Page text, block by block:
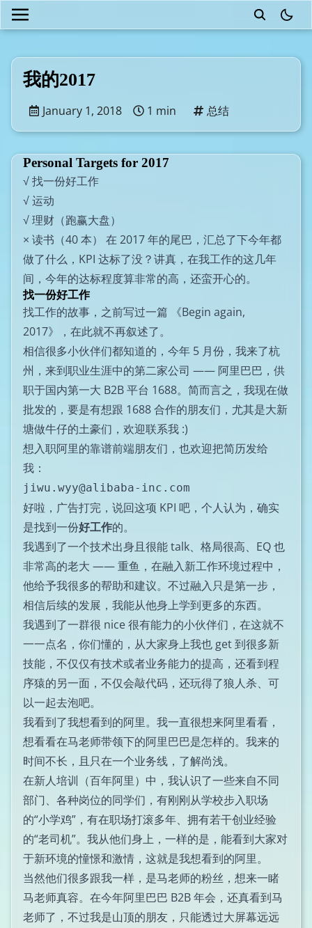
我的2017
January 1, 2018 1 min 总结
Personal Targets for 2017
√ 找一份好工作
√ 运动
√ 理财（跑赢大盘）
× 读书（40 本） 在 2017 年的尾巴，汇总了下今年都
做了什么，KPI 达标了没？讲真，在我工作的这几年
间，今年的达标程度算非常的高，还蛮开心的。
找一份好工作
找工作的故事，之前写过一篇
《Begin again,
2017》
，在此就不再叙述了。
相信很多小伙伴们都知道的，今年 5 月份，我来了杭
州，来到职业生涯中的第二家公司 —— 阿里巴巴，供
职于国内第一大 B2B 平台 1688。简而言之，我现在做
批发的，要是有想跟 1688 合作的朋友们，尤其是大新
塘做牛仔的土豪们，欢迎联系我 :)
想入职阿里的靠谱前端朋友们，也欢迎把简历发给
我：
jiwu.wyy@alibaba-inc.com
好啦，广告打完，说回这项 KPI 吧，个人认为，确实
是找到一份好工作的。
我遇到了一个技术出身且很能 talk、格局很高、EQ 也
非常高的老大 —— 重鱼，在融入新工作环境过程中，
他给予我很多的帮助和建议。不过融入只是第一步，
相信后续的发展，我能从他身上学到更多的东西。
我遇到了一群很 nice 很有能力的小伙伴们，在这就不
一一点名，你们懂的，从大家身上我也 get 到很多新
技能，不仅仅有技术或者业务能力的提高，还看到程
序猿的另一面，不仅会敲代码，还玩得了狼人杀、可
以一起去泡吧。
我看到了我想看到的阿里。我一直很想来阿里看看，
想看看在马老师带领下的阿里巴巴是怎样的。我来的
时间不长，且只在一个业务线，了解尚浅。
在新人培训（百年阿里）中，我认识了一些来自不同
部门、各种岗位的同学们，有刚刚从学校步入职场
的“小学鸡”，有在职场打滚多年、拥有若干创业经验
的“老司机”。我从他们身上，一样的是，能看到大家对
于新环境的憧憬和激情，这就是我想看到的阿里。
当然他们很多跟我一样，是马老师的粉丝，想来一睹
马老师真容。在今年阿里巴巴 B2B 年会，还真看到马
老师了，不过我是山顶的朋友，只能透过大屏幕远远